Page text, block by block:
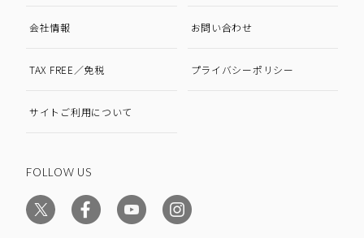
会社情報 お問い合わせ
TAX FREE／免税 プライバシーポリシー
サイトご利用について
FOLLOW US